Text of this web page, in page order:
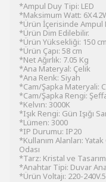
*Ampul Duy Tipi: LED
*Maksimum Watt:
*Ürün İçerisinde Ampul
*Ürün Dim Edilebilir.
*Ürün Yüksekliği: 150 cm
*Ürün Çapı: 58 cm
*Net Ağırlık: 7.05 Kg
*Ana Materyal: Çelik
*Ana Renk: Siyah
*Cam/Şapka Materyali:
*Cam/Şapka Rengi:
*Kelvın: 3000K
*Işık Rengi: Gün Işığı
*Lümen: 3000
*IP Durumu: IP20
*Kullanım Alanları:
Odası
*Tarz: Kristal ve Tasarım
*Anahtar Tipi: Duvar
*Ürün Voltajı: 220-